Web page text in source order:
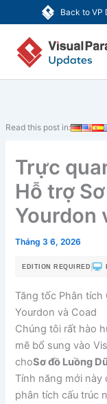
Back to VP
tới
dung
Read this post in:
Trực
Hỗ trợ
Yourdon
Tháng 3 6, 2026
EDITION REQUIRED |
Tăng tốc Phân tích
Yourdon và Coad
Chúng tôi rất hào
mẽ bổ sung vào
choSơ đồ Luồng
Tính năng mới này
phân tích cấu trúc